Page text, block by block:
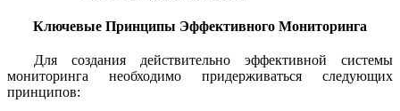
Ключевые Принципы Эффективного Мониторинга
Для создания действительно эффективной системы
мониторинга необходимо придерживаться следующих
принципов: